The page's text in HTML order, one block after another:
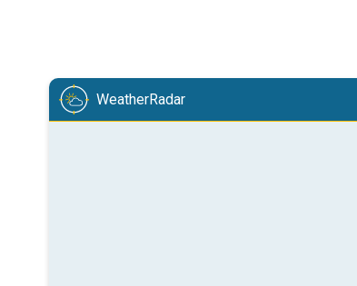
WeatherRadar